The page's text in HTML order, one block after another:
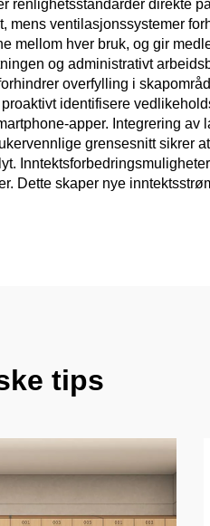
renlighetsstandarder direkte
ventilasjonssystemer
hver bruk, og gir
og administrativt
overfylling i
identifisere
apper. Integrering av
grensesnitt sikrer
Dette skaper nye
tips